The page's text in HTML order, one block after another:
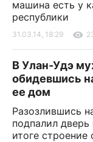
машина есть у
республики
31.03.14, 18:29
В Улан-Удэ
обидевшись
ее дом
Разозлившись
подпалил
итоге строение